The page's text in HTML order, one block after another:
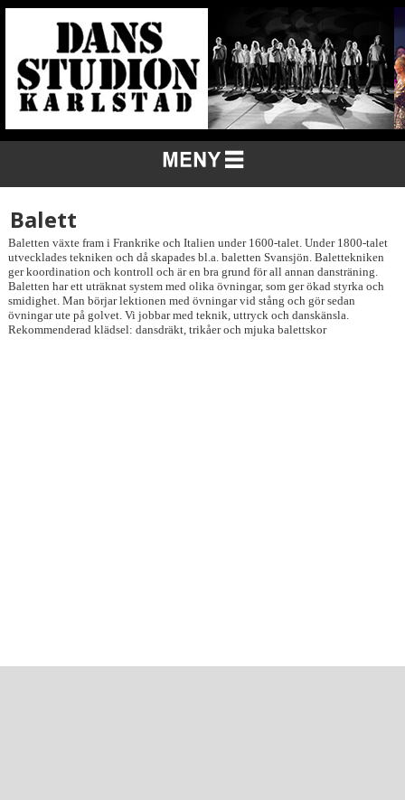
Balett
Baletten växte fram i Frankrike och Italien under 1600-talet. Under 1800-talet
utvecklades tekniken och då skapades bl.a. baletten Svansjön. Balettekniken
ger koordination och kontroll och är en bra grund för all annan dansträning.
Baletten har ett uträknat system med olika övningar, som ger ökad styrka och
smidighet. Man börjar lektionen med övningar vid stång och gör sedan
övningar ute på golvet. Vi jobbar med teknik, uttryck och danskänsla.
Rekommenderad klädsel: dansdräkt, trikåer och mjuka balettskor